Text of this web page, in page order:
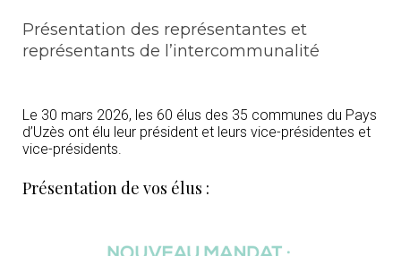
Présentation des représentantes et
représentants de l’intercommunalité
Le 30 mars 2026, les 60 élus des 35 communes du Pays
d’Uzès ont élu leur président et leurs vice-présidentes et
vice-présidents.
Présentation de vos élus :